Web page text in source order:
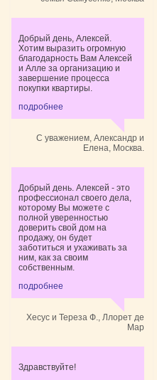
Добрый день, Алексей.
Хотим выразить огромную
благодарность Вам Алексей
и Алле за организацию и
завершение процесса
покупки квартиры.
подробнее
С уважением, Александр и
Елена, Москва.
Добрый день. Алексей - это
профессионал своего дела,
которому Вы можете с
полной уверенностью
доверить свой дом на
продажу, он будет
заботиться и ухаживать за
ним, как за своим
собственным.
подробнее
Хесус и Тереза Ф., Ллорет де
Мар
Здравствуйте!